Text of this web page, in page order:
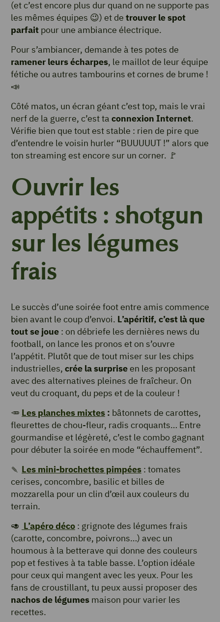
(et c’est encore plus dur quand on ne supporte pas
les mêmes équipes 😉) et de trouver le spot
parfait pour une ambiance électrique.
Pour s’ambiancer, demande à tes potes de
ramener leurs écharpes, le maillot de leur équipe
fétiche ou autres tambourins et cornes de brume !
📣
Côté matos, un écran géant c’est top, mais le vrai
nerf de la guerre, c’est ta connexion Internet.
Vérifie bien que tout est stable : rien de pire que
d’entendre le voisin hurler “BUUUUUT !” alors que
ton streaming est encore sur un corner. 🚩
Ouvrir les
appétits : shotgun
sur les légumes
frais
Le succès d’une soirée foot entre amis commence
bien avant le coup d’envoi. L’apéritif, c’est là que
tout se joue : on débriefe les dernières news du
football, on lance les pronos et on s’ouvre
l’appétit. Plutôt que de tout miser sur les chips
industrielles, crée la surprise en les proposant
avec des alternatives pleines de fraîcheur. On
veut du croquant, du peps et de la couleur !
🥕 Les planches mixtes : bâtonnets de carottes,
fleurettes de chou-fleur, radis croquants… Entre
gourmandise et légèreté, c’est le combo gagnant
pour débuter la soirée en mode “échauffement”.
🍡 Les mini-brochettes pimpées : tomates
cerises, concombre, basilic et billes de
mozzarella pour un clin d’œil aux couleurs du
terrain.
🥑 L’apéro déco : grignote des légumes frais
(carotte, concombre, poivrons…) avec un
houmous à la betterave qui donne des couleurs
pop et festives à ta table basse. L’option idéale
pour ceux qui mangent avec les yeux. Pour les
fans de croustillant, tu peux aussi proposer des
nachos de légumes maison pour varier les
recettes.